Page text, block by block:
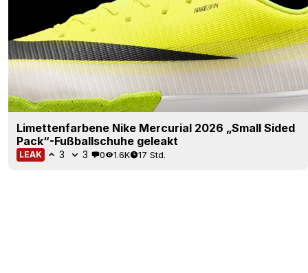
Limettenfarbene Nike Mercurial 2026 „Small Sided
Pack“-Fußballschuhe geleakt
LEAK 3 3 0 1.6K 17 Std.